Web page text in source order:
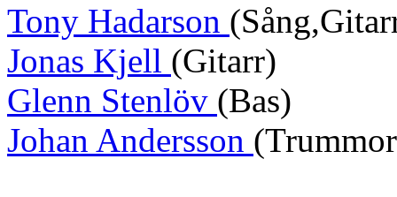
Tony Hadarson
Jonas Kjell (Gitarr)
Glenn Stenlöv (Bas)
Johan Andersson